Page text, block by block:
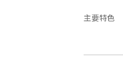
主要特色